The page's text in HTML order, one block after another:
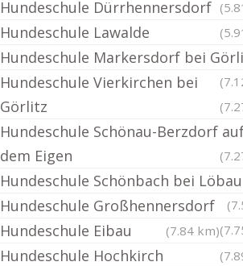
Hundeschule Dürrhennersdorf
Hundeschule Lawalde
Hundeschule Markersdorf bei
Hundeschule Vierkirchen bei
Görlitz
Hundeschule Schönau-Berzdorf
dem Eigen
Hundeschule Schönbach bei Löbau
Hundeschule Großhennersdorf
Hundeschule Eibau (7.84 km)
Hundeschule Hochkirch